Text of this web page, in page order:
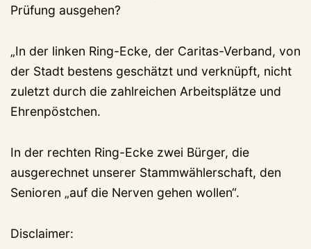
Prüfung ausgehen?
„In der linken Ring-Ecke, der Caritas-Verband, von
der Stadt bestens geschätzt und verknüpft, nicht
zuletzt durch die zahlreichen Arbeitsplätze und
Ehrenpöstchen.
In der rechten Ring-Ecke zwei Bürger, die
ausgerechnet unserer Stammwählerschaft, den
Senioren „auf die Nerven gehen wollen“.
Disclaimer: